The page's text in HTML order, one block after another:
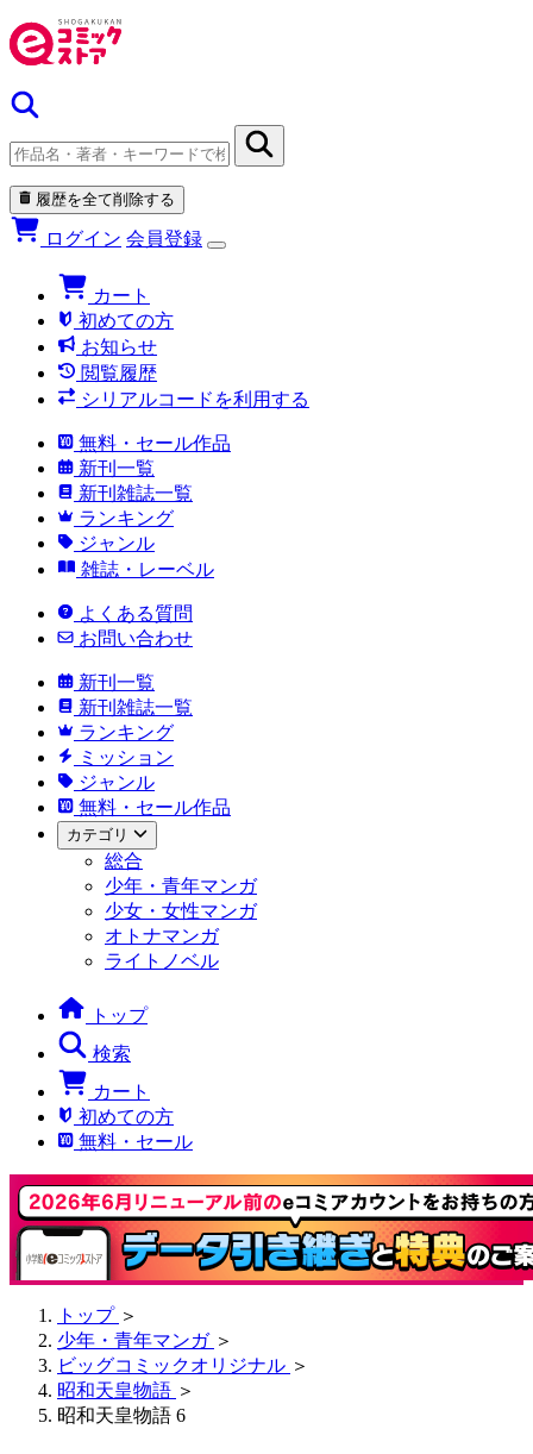
履歴を全て削除する
ログイン 会員登録
カート
初めての方
お知らせ
閲覧履歴
シリアルコードを利用する
無料・セール作品
新刊一覧
新刊雑誌一覧
ランキング
ジャンル
雑誌・レーベル
よくある質問
お問い合わせ
新刊一覧
新刊雑誌一覧
ランキング
ミッション
ジャンル
無料・セール作品
カテゴリ
総合
少年・青年マンガ
少女・女性マンガ
オトナマンガ
ライトノベル
トップ
検索
カート
初めての方
無料・セール
トップ ＞
少年・青年マンガ ＞
ビッグコミックオリジナル ＞
昭和天皇物語 ＞
昭和天皇物語 6